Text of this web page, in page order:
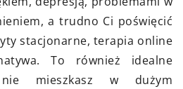
a trudno Ci poświęcić
stacjonarne, terapia online
To również idealne
mieszkasz w dużym